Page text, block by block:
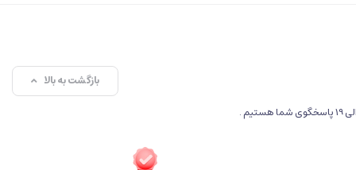
بازگشت به بالا